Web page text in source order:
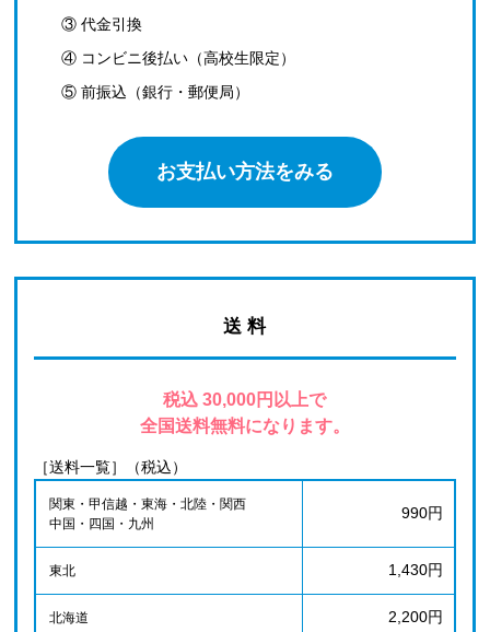
③ 代金引換
④ コンビニ後払い（高校生限定）
⑤ 前振込（銀行・郵便局）
お支払い方法をみる
送 料
税込 30,000円以上で
全国送料無料になります。
［送料一覧］（税込）
関東・甲信越・東海・北陸・関西
中国・四国・九州
990円
東北 1,430円
北海道 2,200円